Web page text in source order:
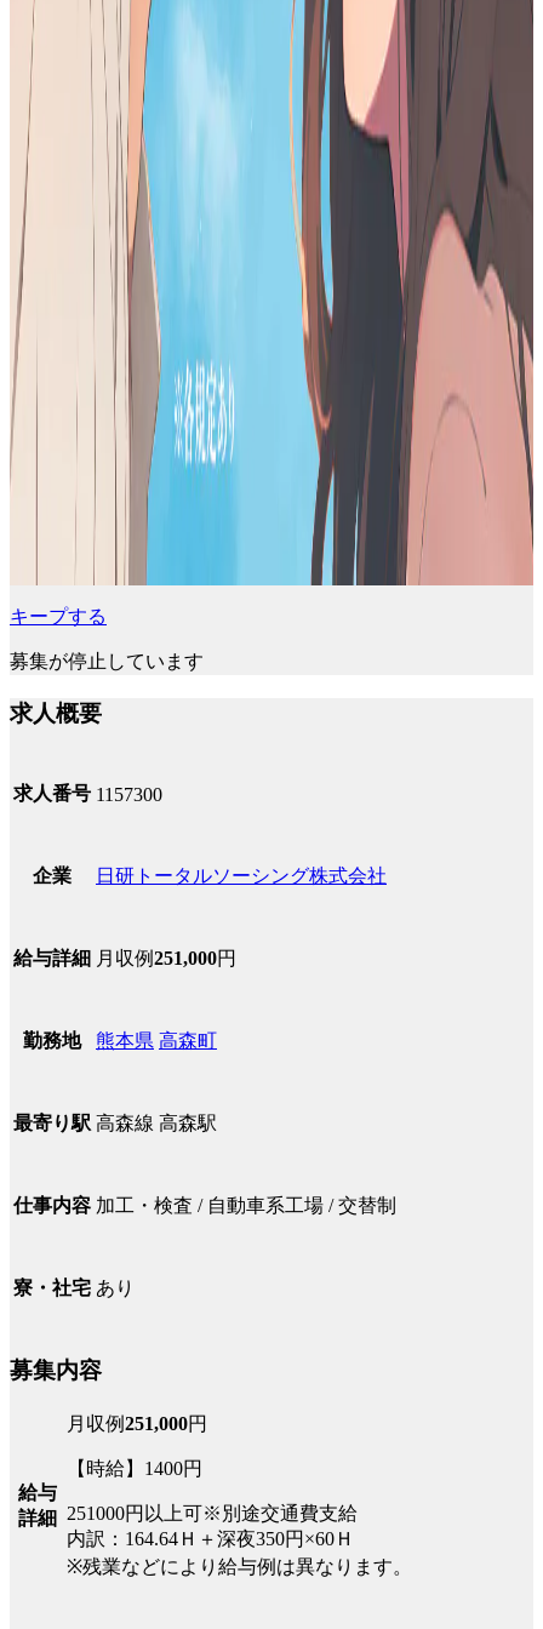
キープする
募集が停止しています
求人概要
求人番号 1157300
企業 日研トータルソーシング株式会社
給与詳細 月収例251,000円
勤務地 熊本県 高森町
最寄り駅 高森線 高森駅
仕事内容 加工・検査 / 自動車系工場 / 交替制
寮・社宅 あり
募集内容
給与
詳細
月収例251,000円
【時給】1400円
251000円以上可※別途交通費支給
内訳：164.64Ｈ＋深夜350円×60Ｈ
※残業などにより給与例は異なります。